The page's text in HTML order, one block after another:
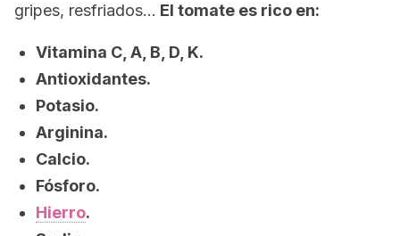
gripes, resfriados… El tomate es rico en:
Vitamina C, A, B, D, K.
Antioxidantes.
Potasio.
Arginina.
Calcio.
Fósforo.
Hierro.